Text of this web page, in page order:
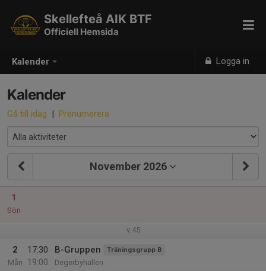
Kalender Logga in
Skellefteå AIK BTF
Officiell Hemsida
Kalender
Gå till idag | Prenumerera
November 2026
1
Sön
v.45
2
Mån
17:30
19:00
B-Gruppen Träningsgrupp B
Degerbyhallen